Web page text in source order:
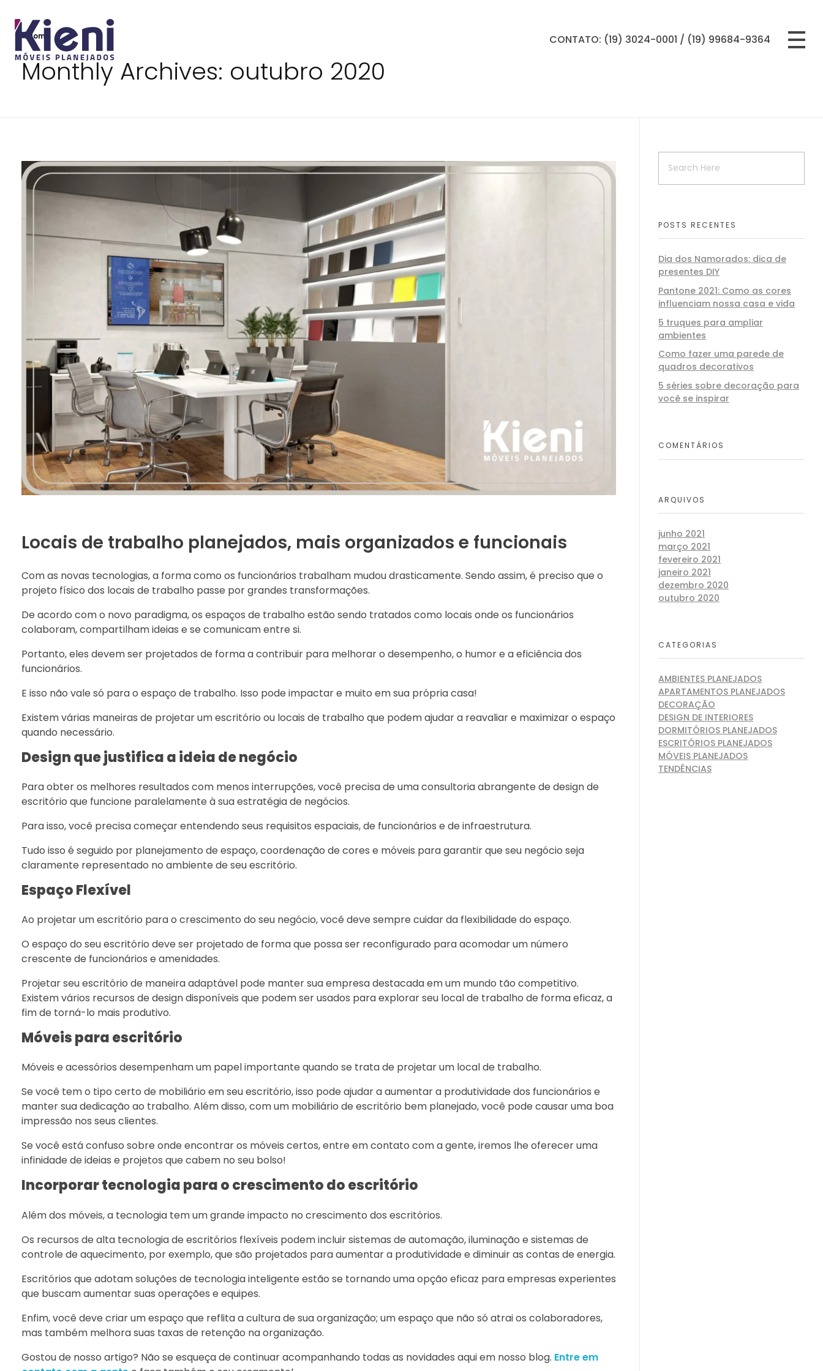
CONTATO: (19) 3024-0001 / (19) 99684-9364
Home
Monthly Archives: outubro 2020
Locais de trabalho planejados, mais organizados e funcionais
Com as novas tecnologias, a forma como os funcionários trabalham mudou drasticamente. Sendo assim, é preciso que o
projeto físico dos locais de trabalho passe por grandes transformações.
De acordo com o novo paradigma, os espaços de trabalho estão sendo tratados como locais onde os funcionários
colaboram, compartilham ideias e se comunicam entre si.
Portanto, eles devem ser projetados de forma a contribuir para melhorar o desempenho, o humor e a eficiência dos
funcionários.
E isso não vale só para o espaço de trabalho. Isso pode impactar e muito em sua própria casa!
Existem várias maneiras de projetar um escritório ou locais de trabalho que podem ajudar a reavaliar e maximizar o espaço
quando necessário.
Design que justifica a ideia de negócio
Para obter os melhores resultados com menos interrupções, você precisa de uma consultoria abrangente de design de
escritório que funcione paralelamente à sua estratégia de negócios.
Para isso, você precisa começar entendendo seus requisitos espaciais, de funcionários e de infraestrutura.
Tudo isso é seguido por planejamento de espaço, coordenação de cores e móveis para garantir que seu negócio seja
claramente representado no ambiente de seu escritório.
Espaço Flexível
Ao projetar um escritório para o crescimento do seu negócio, você deve sempre cuidar da flexibilidade do espaço.
O espaço do seu escritório deve ser projetado de forma que possa ser reconfigurado para acomodar um número
crescente de funcionários e amenidades.
Projetar seu escritório de maneira adaptável pode manter sua empresa destacada em um mundo tão competitivo.
Existem vários recursos de design disponíveis que podem ser usados ​​para explorar seu local de trabalho de forma eficaz, a
fim de torná-lo mais produtivo.
Móveis para escritório
Móveis e acessórios desempenham um papel importante quando se trata de projetar um local de trabalho.
Se você tem o tipo certo de mobiliário em seu escritório, isso pode ajudar a aumentar a produtividade dos funcionários e
manter sua dedicação ao trabalho. Além disso, com um mobiliário de escritório bem planejado, você pode causar uma boa
impressão nos seus clientes.
Se você está confuso sobre onde encontrar os móveis certos, entre em contato com a gente, iremos lhe oferecer uma
infinidade de ideias e projetos que cabem no seu bolso!
Incorporar tecnologia para o crescimento do escritório
Além dos móveis, a tecnologia tem um grande impacto no crescimento dos escritórios.
Os recursos de alta tecnologia de escritórios flexíveis podem incluir sistemas de automação, iluminação e sistemas de
controle de aquecimento, por exemplo, que são projetados para aumentar a produtividade e diminuir as contas de energia.
Escritórios que adotam soluções de tecnologia inteligente estão se tornando uma opção eficaz para empresas experientes
que buscam aumentar suas operações e equipes.
Enfim, você deve criar um espaço que reflita a cultura de sua organização; um espaço que não só atrai os colaboradores,
mas também melhora suas taxas de retenção na organização.
Gostou de nosso artigo? Não se esqueça de continuar acompanhando todas as novidades aqui em nosso blog. Entre em
POSTS RECENTES
Dia dos Namorados: dica de
presentes DIY
Pantone 2021: Como as cores
influenciam nossa casa e vida
5 truques para ampliar
ambientes
Como fazer uma parede de
quadros decorativos
5 séries sobre decoração para
você se inspirar
COMENTÁRIOS
ARQUIVOS
junho 2021
março 2021
fevereiro 2021
janeiro 2021
dezembro 2020
outubro 2020
CATEGORIAS
AMBIENTES PLANEJADOS
APARTAMENTOS PLANEJADOS
DECORAÇÃO
DESIGN DE INTERIORES
DORMITÓRIOS PLANEJADOS
ESCRITÓRIOS PLANEJADOS
MÓVEIS PLANEJADOS
TENDÊNCIAS